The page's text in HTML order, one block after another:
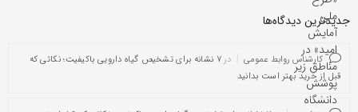
جدیدترین دیدگاه‌‌ها
کارشناس روابط عمومی در
۷ نشانه برای تشخیص گیاه دارویی باکیفیت؛ نکاتی که
قبل از خرید بهتر است بدانید